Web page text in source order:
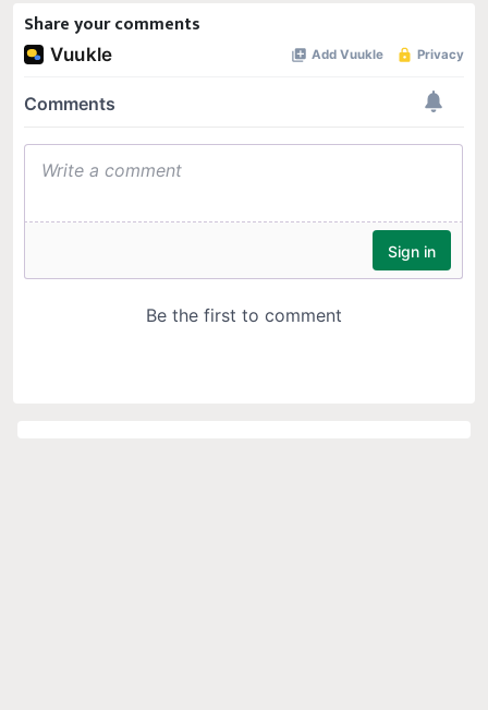
Share your comments